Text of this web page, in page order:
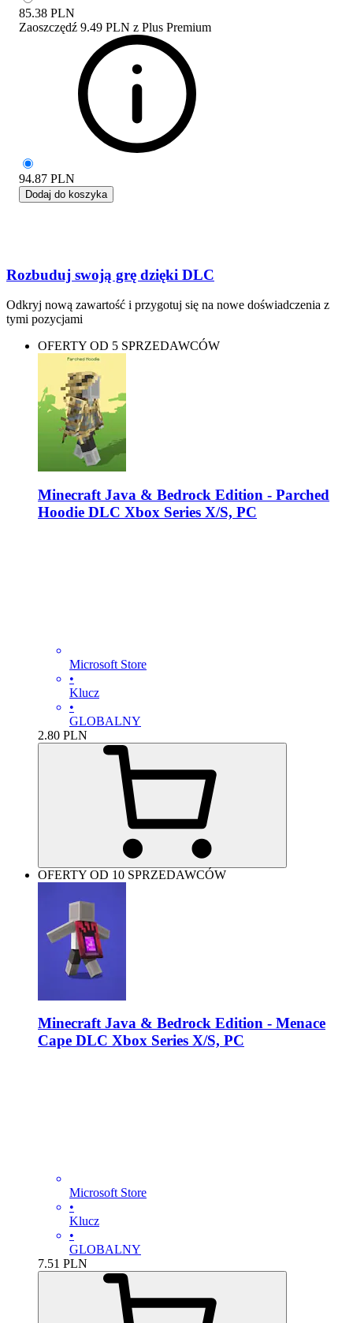
85.38 PLN
Zaoszczędź 9.49 PLN z Plus Premium
94.87 PLN
Dodaj do koszyka
Rozbuduj swoją grę dzięki DLC
Odkryj nową zawartość i przygotuj się na nowe doświadczenia z
tymi pozycjami
OFERTY OD 5 SPRZEDAWCÓW
Minecraft Java & Bedrock Edition - Parched
Hoodie DLC Xbox Series X/S, PC
Microsoft Store
•
Klucz
•
GLOBALNY
2.80 PLN
OFERTY OD 10 SPRZEDAWCÓW
Minecraft Java & Bedrock Edition - Menace
Cape DLC Xbox Series X/S, PC
Microsoft Store
•
Klucz
•
GLOBALNY
7.51 PLN